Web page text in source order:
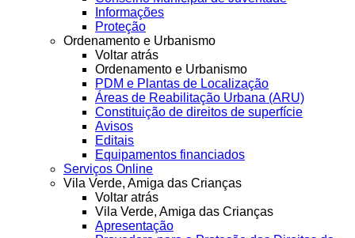
Informações
Proteção
Ordenamento e Urbanismo
Voltar atrás
Ordenamento e Urbanismo
PDM e Plantas de Localização
Áreas de Reabilitação Urbana (ARU)
Constituição de direitos de superfície
Avisos
Editais
Equipamentos financiados
Serviços Online
Vila Verde, Amiga das Crianças
Voltar atrás
Vila Verde, Amiga das Crianças
Apresentação